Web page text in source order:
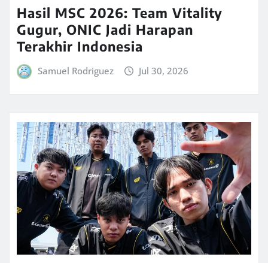
Hasil MSC 2026: Team Vitality
Gugur, ONIC Jadi Harapan
Terakhir Indonesia
Samuel Rodriguez Jul 30, 2026